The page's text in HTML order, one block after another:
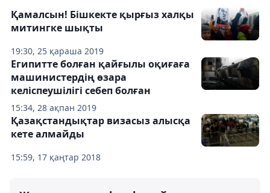
19:30, 25 қараша 2019
Қамалсын! Бішкекте қырғыз халқы
митингке шықты
15:34, 28 ақпан 2019
Египитте болған қайғылы оқиғаға
машинистердің өзара
келіспеушілігі себеп болған
15:59, 17 қаңтар 2018
Қазақстандықтар визасыз алысқа
кете алмайды